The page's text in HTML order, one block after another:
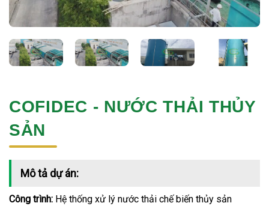
COFIDEC - NƯỚC THẢI THỦY
SẢN
Mô tả dự án:
Công trình: Hệ thống xử lý nước thải chế biến thủy sản